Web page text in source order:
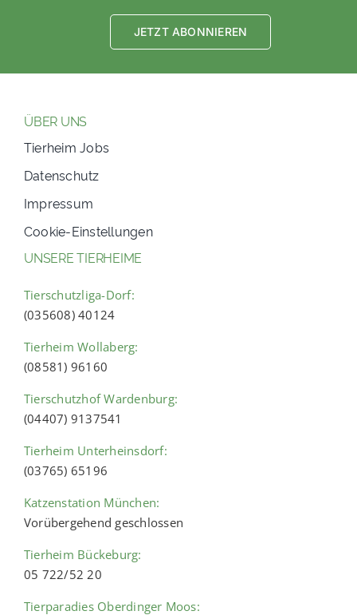
JETZT ABONNIEREN
ÜBER UNS
Tierheim Jobs
Datenschutz
Impressum
Cookie-Einstellungen
UNSERE TIERHEIME
Tierschutzliga-Dorf:
(035608) 40124
Tierheim Wollaberg:
(08581) 96160
Tierschutzhof Wardenburg:
(04407) 9137541
Tierheim Unterheinsdorf:
(03765) 65196
Katzenstation München:
Vorübergehend geschlossen
Tierheim Bückeburg:
05 722/52 20
Tierparadies Oberdinger Moos: